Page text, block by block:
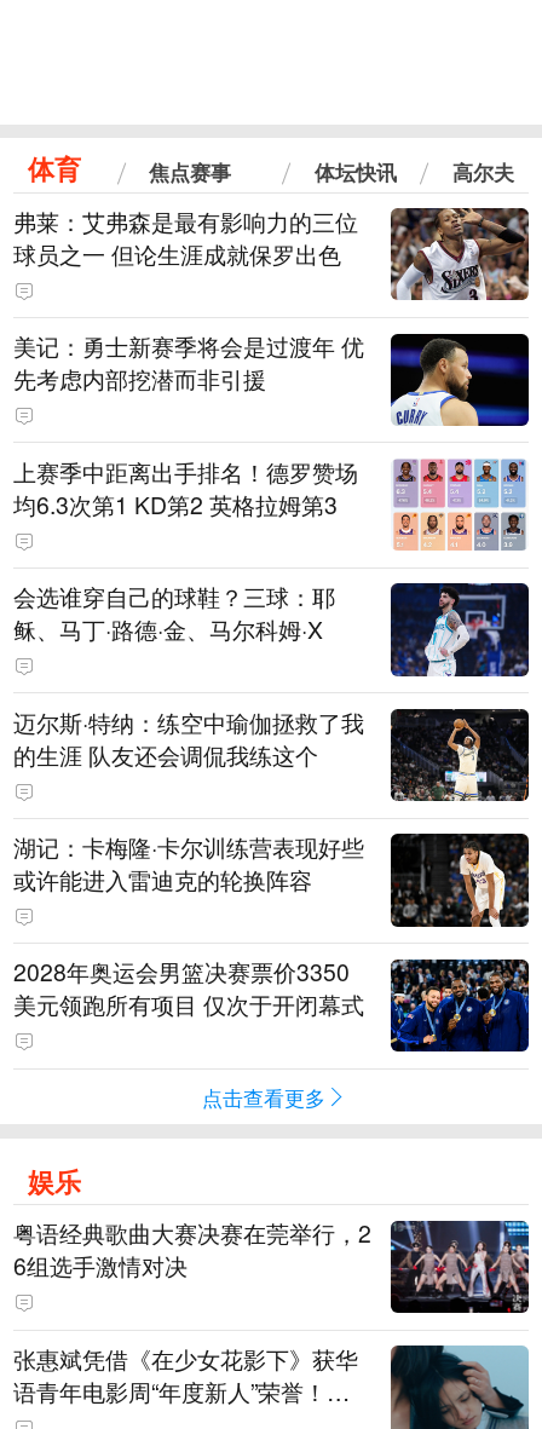
体育 焦点赛事 体坛快讯 高尔夫
弗莱：艾弗森是最有影响力的三位
球员之一 但论生涯成就保罗出色
美记：勇士新赛季将会是过渡年 优
先考虑内部挖潜而非引援
上赛季中距离出手排名！德罗赞场
均6.3次第1 KD第2 英格拉姆第3
会选谁穿自己的球鞋？三球：耶
稣、马丁·路德·金、马尔科姆·X
迈尔斯·特纳：练空中瑜伽拯救了我
的生涯 队友还会调侃我练这个
湖记：卡梅隆·卡尔训练营表现好些
或许能进入雷迪克的轮换阵容
2028年奥运会男篮决赛票价3350
美元领跑所有项目 仅次于开闭幕式
点击查看更多
娱乐
粤语经典歌曲大赛决赛在莞举行，2
6组选手激情对决
张惠斌凭借《在少女花影下》获华
语青年电影周“年度新人”荣誉！该